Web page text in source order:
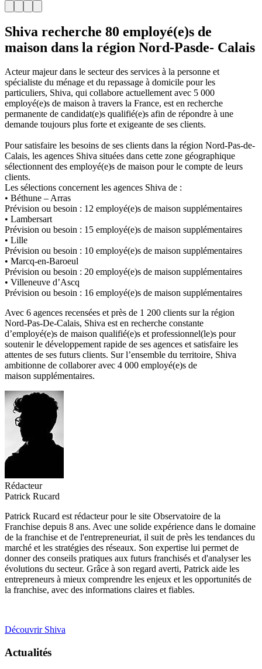
Shiva recherche 80 employé(e)s de
maison dans la région Nord-Pasde- Calais
Acteur majeur dans le secteur des services à la personne et
spécialiste du ménage et du repassage à domicile pour les
particuliers, Shiva, qui collabore actuellement avec 5 000
employé(e)s de maison à travers la France, est en recherche
permanente de candidat(e)s qualifié(e)s afin de répondre à une
demande toujours plus forte et exigeante de ses clients.
Pour satisfaire les besoins de ses clients dans la région Nord-Pas-de-
Calais, les agences Shiva situées dans cette zone géographique
sélectionnent des employé(e)s de maison pour le compte de leurs
clients.
Les sélections concernent les agences Shiva de :
• Béthune – Arras
Prévision ou besoin : 12 employé(e)s de maison supplémentaires
• Lambersart
Prévision ou besoin : 15 employé(e)s de maison supplémentaires
• Lille
Prévision ou besoin : 10 employé(e)s de maison supplémentaires
• Marcq-en-Baroeul
Prévision ou besoin : 20 employé(e)s de maison supplémentaires
• Villeneuve d’Ascq
Prévision ou besoin : 16 employé(e)s de maison supplémentaires
Avec 6 agences recensées et près de 1 200 clients sur la région
Nord-Pas-De-Calais, Shiva est en recherche constante
d’employé(e)s de maison qualifié(e)s et professionnel(le)s pour
soutenir le développement rapide de ses agences et satisfaire les
attentes de ses futurs clients. Sur l’ensemble du territoire, Shiva
ambitionne de collaborer avec 4 000 employé(e)s de
maison supplémentaires.
Rédacteur
Patrick Rucard
Patrick Rucard est rédacteur pour le site Observatoire de la
Franchise depuis 8 ans. Avec une solide expérience dans le domaine
de la franchise et de l'entrepreneuriat, il suit de près les tendances du
marché et les stratégies des réseaux. Son expertise lui permet de
donner des conseils pratiques aux futurs franchisés et d'analyser les
évolutions du secteur. Grâce à son regard averti, Patrick aide les
entrepreneurs à mieux comprendre les enjeux et les opportunités de
la franchise, avec des informations claires et fiables.
Découvrir Shiva
Actualités